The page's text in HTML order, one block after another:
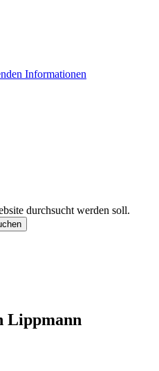
Informationen
durchsucht werden soll.
Lippmann